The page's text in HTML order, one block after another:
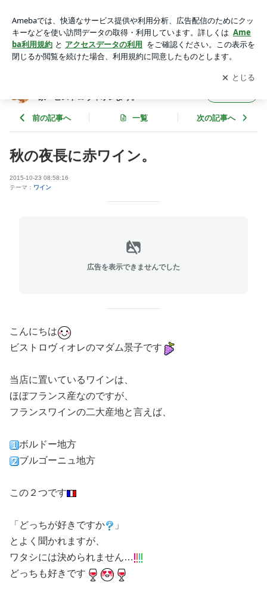
隠れ家・ビストロヴィオレより。
アプリをダウンロードして ブログの更新通知
を受け取りまし
ょう。
開く
家・ビストロヴィオレより。
前の記事へ 一覧 次の記事へ
秋の夜長に赤ワイン。
2015-10-23 08:58:16
テーマ： ワイン
広告を表示できませんでした
こんにちは
ビストロヴィオレのマダム景子です
当店に置いているワインは、
ほぼフランス産なのですが、
フランスワインの二大産地と言えば、
ボルドー地方
ブルゴーニュ地方
この２つです
「どっちが好きですか
」
とよく聞かれますが、
ワタシには決められません…
どっちも好きです